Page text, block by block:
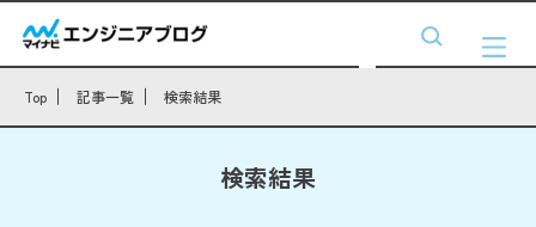
Top 記事一覧 検索結果
検索結果